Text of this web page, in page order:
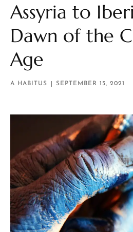
Assyria to
Dawn of the
Age
A HABITUS SEPTEMBER 15, 2021